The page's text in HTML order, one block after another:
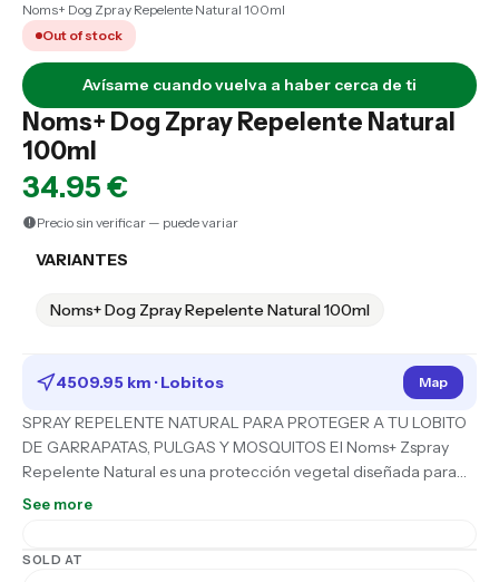
Noms+ Dog Zpray Repelente Natural 100ml
Out of stock
Avísame cuando vuelva a haber cerca de ti
Noms+ Dog Zpray Repelente Natural
100ml
34.95 €
Precio sin verificar — puede variar
VARIANTES
Noms+ Dog Zpray Repelente Natural 100ml
4509.95 km ·Lobitos Map
SPRAY REPELENTE NATURAL PARA PROTEGER A TU LOBITO
DE GARRAPATAS, PULGAS Y MOSQUITOS El Noms+ Zspray
Repelente Natural es una protección vegetal diseñada para
mantener alejados a garrapatas, pulgas, ácaros y mosquitos sin
cuidadosamente seleccionados para ofrecer una defensa
See more
SOLD AT